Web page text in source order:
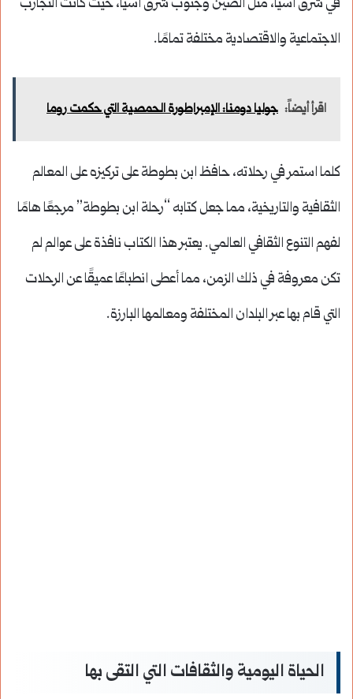
في شرق آسيا، مثل الصين وجنوب شرق آسيا، حيث كانت التجارب
الاجتماعية والاقتصادية مختلفة تمامًا.
اقرأ أيضاً: جوليا دومنا: الإمبراطورة الحمصية التي حكمت روما
كلما استمر في رحلاته، حافظ ابن بطوطة على تركيزه على المعالم
الثقافية والتاريخية، مما جعل كتابه “رحلة ابن بطوطة” مرجعًا هامًا
لفهم التنوع الثقافي العالمي. يعتبر هذا الكتاب نافذة على عوالم لم
تكن معروفة في ذلك الزمن، مما أعطى انطباعًا عميقًا عن الرحلات
التي قام بها عبر البلدان المختلفة ومعالمها البارزة.
الحياة اليومية والثقافات التي التقى بها